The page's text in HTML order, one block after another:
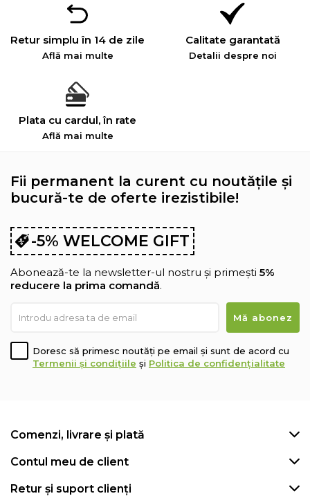
Retur simplu în 14 de zile
Află mai multe
Calitate garantată
Detalii despre noi
Plata cu cardul, în rate
Află mai multe
Fii permanent la curent cu noutățile și
bucură-te de oferte irezistibile!
-5% WELCOME GIFT
Abonează-te la newsletter-ul nostru și primești 5%
reducere la prima comandă.
Doresc să primesc noutăți pe email și sunt de acord cu
Termenii și condițiile și Politica de confidențialitate
Comenzi, livrare și plată
Contul meu de client
Retur și suport clienți